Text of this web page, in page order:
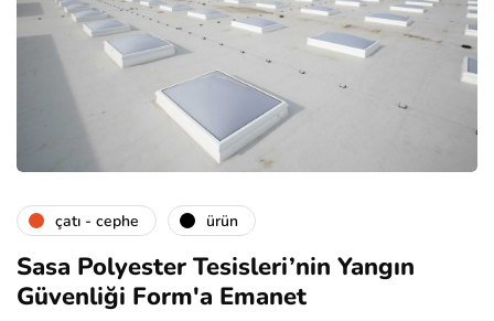
çatı - cephe ürün
Sasa Polyester Tesisleri’nin Yangın
Güvenliği Form'a Emanet